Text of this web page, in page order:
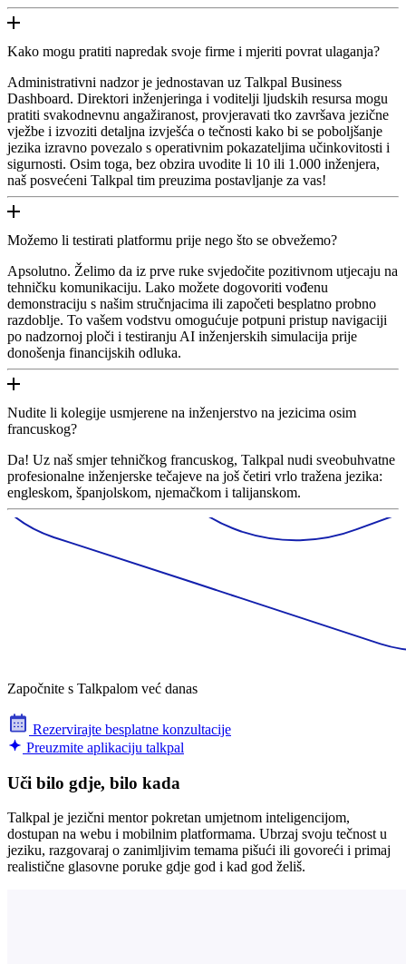
Kako mogu pratiti napredak svoje firme i mjeriti povrat ulaganja?
Administrativni nadzor je jednostavan uz Talkpal Business
Dashboard. Direktori inženjeringa i voditelji ljudskih resursa mogu
pratiti svakodnevnu angažiranost, provjeravati tko završava jezične
vježbe i izvoziti detaljna izvješća o tečnosti kako bi se poboljšanje
jezika izravno povezalo s operativnim pokazateljima učinkovitosti i
sigurnosti. Osim toga, bez obzira uvodite li 10 ili 1.000 inženjera,
naš posvećeni Talkpal tim preuzima postavljanje za vas!
Možemo li testirati platformu prije nego što se obvežemo?
Apsolutno. Želimo da iz prve ruke svjedočite pozitivnom utjecaju na
tehničku komunikaciju. Lako možete dogovoriti vođenu
demonstraciju s našim stručnjacima ili započeti besplatno probno
razdoblje. To vašem vodstvu omogućuje potpuni pristup navigaciji
po nadzornoj ploči i testiranju AI inženjerskih simulacija prije
donošenja financijskih odluka.
Nudite li kolegije usmjerene na inženjerstvo na jezicima osim
francuskog?
Da! Uz naš smjer tehničkog francuskog, Talkpal nudi sveobuhvatne
profesionalne inženjerske tečajeve na još četiri vrlo tražena jezika:
engleskom, španjolskom, njemačkom i talijanskom.
Započnite s Talkpalom već danas
Rezervirajte besplatne konzultacije
Preuzmite aplikaciju talkpal
Uči bilo gdje, bilo kada
Talkpal je jezični mentor pokretan umjetnom inteligencijom,
dostupan na webu i mobilnim platformama. Ubrzaj svoju tečnost u
jeziku, razgovaraj o zanimljivim temama pišući ili govoreći i primaj
realistične glasovne poruke gdje god i kad god želiš.